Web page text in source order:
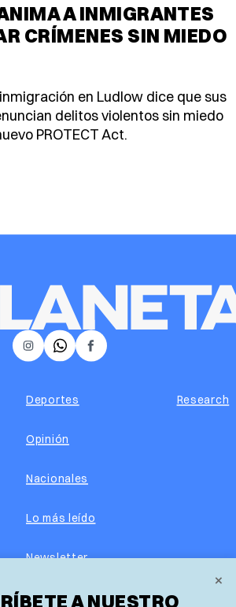
A INMIGRANTES
CRÍMENES SIN MIEDO
en Ludlow dice que sus
delitos violentos sin miedo
PROTECT Act.
×
A NUESTRO
𝕏 Facebook
Instagram
Deportes
Opinión
Nacionales
Lo más leído
Newsletter
Edición impresa
Research